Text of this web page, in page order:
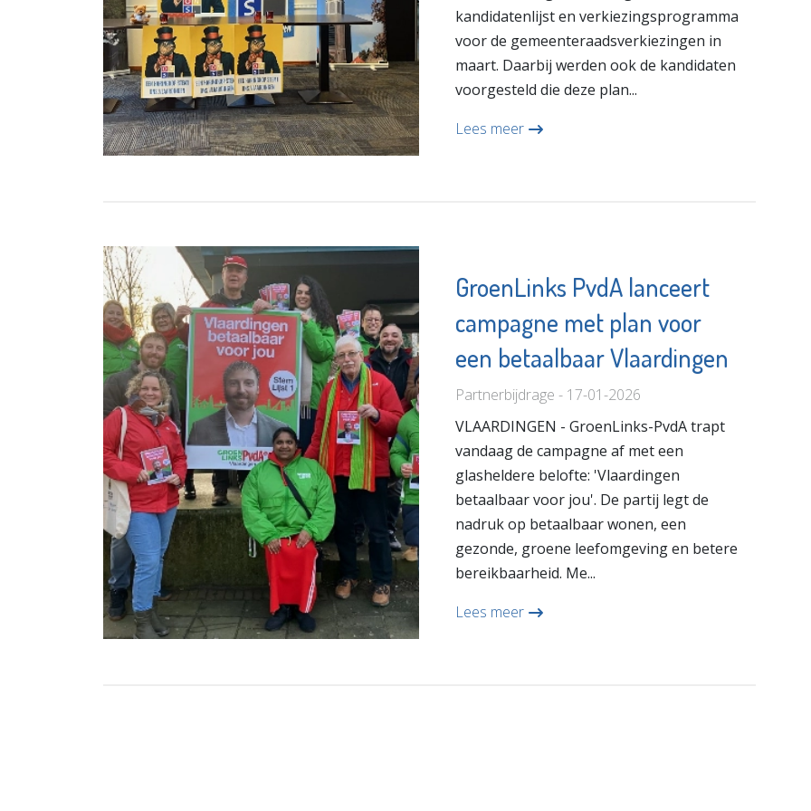
kandidatenlijst en verkiezingsprogramma
voor de gemeenteraadsverkiezingen in
maart. Daarbij werden ook de kandidaten
voorgesteld die deze plan...
Lees meer
GroenLinks PvdA lanceert
campagne met plan voor
een betaalbaar Vlaardingen
Partnerbijdrage - 17-01-2026
VLAARDINGEN - GroenLinks-PvdA trapt
vandaag de campagne af met een
glasheldere belofte: 'Vlaardingen
betaalbaar voor jou'. De partij legt de
nadruk op betaalbaar wonen, een
gezonde, groene leefomgeving en betere
bereikbaarheid. Me...
Lees meer